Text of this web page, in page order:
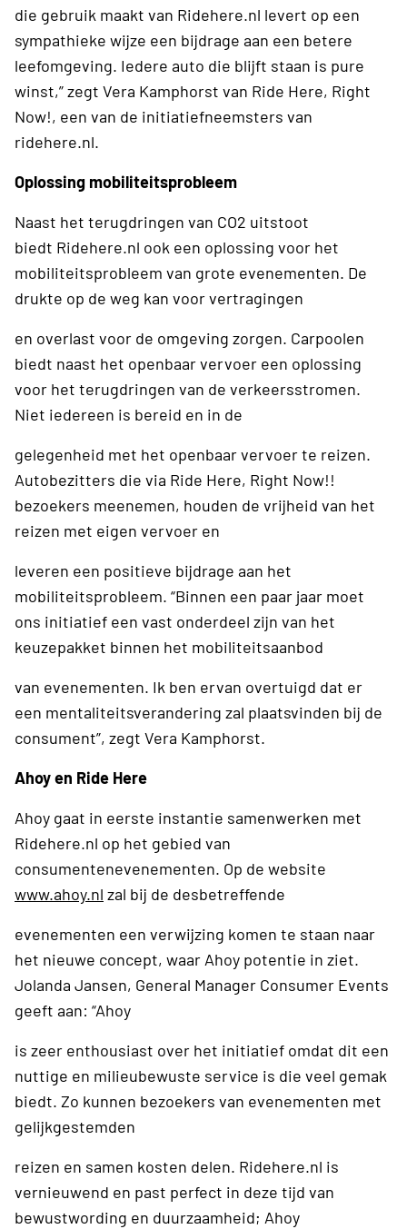
die gebruik maakt van Ridehere.nl levert op een
sympathieke wijze een bijdrage aan een betere
leefomgeving. Iedere auto die blijft staan is pure
winst,” zegt Vera Kamphorst van Ride Here, Right
Now!, een van de initiatiefneemsters van
ridehere.nl.
Oplossing mobiliteitsprobleem
Naast het terugdringen van CO2 uitstoot
biedt Ridehere.nl ook een oplossing voor het
mobiliteitsprobleem van grote evenementen. De
drukte op de weg kan voor vertragingen
en overlast voor de omgeving zorgen. Carpoolen
biedt naast het openbaar vervoer een oplossing
voor het terugdringen van de verkeersstromen.
Niet iedereen is bereid en in de
gelegenheid met het openbaar vervoer te reizen.
Autobezitters die via Ride Here, Right Now!!
bezoekers meenemen, houden de vrijheid van het
reizen met eigen vervoer en
leveren een positieve bijdrage aan het
mobiliteitsprobleem. “Binnen een paar jaar moet
ons initiatief een vast onderdeel zijn van het
keuzepakket binnen het mobiliteitsaanbod
van evenementen. Ik ben ervan overtuigd dat er
een mentaliteitsverandering zal plaatsvinden bij de
consument”, zegt Vera Kamphorst.
Ahoy en Ride Here
Ahoy gaat in eerste instantie samenwerken met
Ridehere.nl op het gebied van
consumentenevenementen. Op de website
www.ahoy.nl zal bij de desbetreffende
evenementen een verwijzing komen te staan naar
het nieuwe concept, waar Ahoy potentie in ziet.
Jolanda Jansen, General Manager Consumer Events
geeft aan: “Ahoy
is zeer enthousiast over het initiatief omdat dit een
nuttige en milieubewuste service is die veel gemak
biedt. Zo kunnen bezoekers van evenementen met
gelijkgestemden
reizen en samen kosten delen. Ridehere.nl is
vernieuwend en past perfect in deze tijd van
bewustwording en duurzaamheid; Ahoy